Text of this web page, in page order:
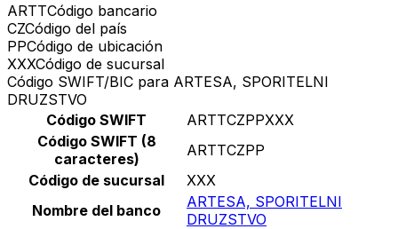
ARTTCódigo bancario
CZCódigo del país
PPCódigo de ubicación
XXXCódigo de sucursal
Código SWIFT/BIC para ARTESA, SPORITELNI
DRUZSTVO
Código SWIFT
ARTTCZPPXXX
Código SWIFT (8
caracteres)
ARTTCZPP
Código de sucursal
XXX
Nombre del banco
ARTESA, SPORITELNI
DRUZSTVO